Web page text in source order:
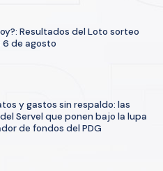
Resultados del Loto sorteo
6 de agosto
y gastos sin respaldo: las
Servel que ponen bajo la lupa
de fondos del PDG